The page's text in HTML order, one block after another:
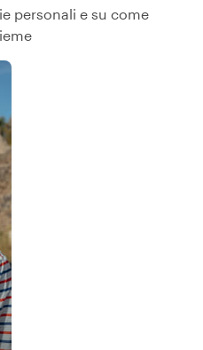
personali e su come